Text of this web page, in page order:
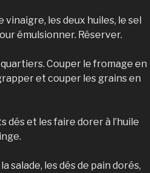
vinaigre, les deux huiles, le sel
émulsionner. Réserver.
Couper le fromage en
et couper les grains en
dés et les faire dorer à l’huile
salade, les dés de pain dorés,